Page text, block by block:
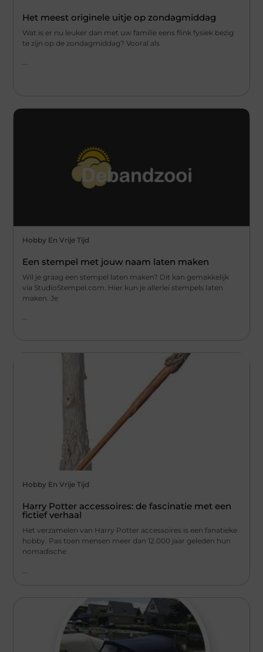
Het meest originele uitje op zondagmiddag
Wat is er nu leuker dan met uw familie eens flink fysiek bezig
te zijn op de zondagmiddag? Vooral als
...
Hobby En Vrije Tijd
Een stempel met jouw naam laten maken
Wil je graag een stempel laten maken? Dit kan gemakkelijk
via StudioStempel.com. Hier kun je allerlei stempels laten
maken. Je
...
Hobby En Vrije Tijd
Harry Potter accessoires: de fascinatie met een
fictief verhaal
Het verzamelen van Harry Potter accessoires is een fanatieke
hobby. Pas toen mensen meer dan 12.000 jaar geleden hun
nomadische